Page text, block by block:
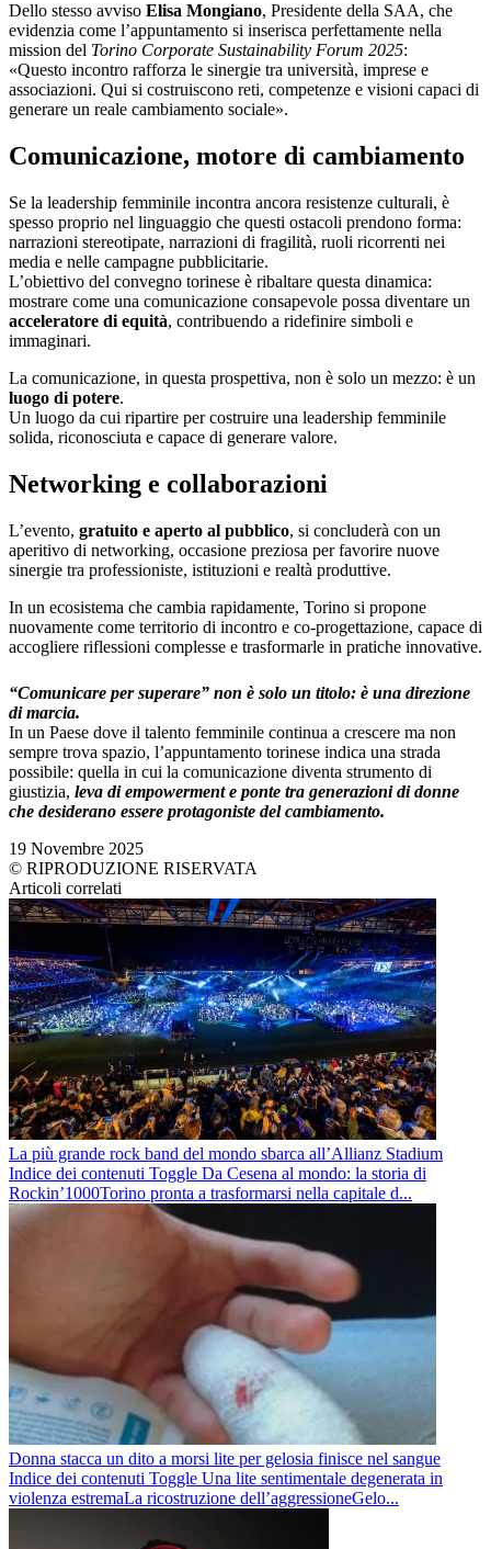
Dello stesso avviso Elisa Mongiano, Presidente della SAA, che
evidenzia come l’appuntamento si inserisca perfettamente nella
mission del Torino Corporate Sustainability Forum 2025:
«Questo incontro rafforza le sinergie tra università, imprese e
associazioni. Qui si costruiscono reti, competenze e visioni capaci di
generare un reale cambiamento sociale».
Comunicazione, motore di cambiamento
Se la leadership femminile incontra ancora resistenze culturali, è
spesso proprio nel linguaggio che questi ostacoli prendono forma:
narrazioni stereotipate, narrazioni di fragilità, ruoli ricorrenti nei
media e nelle campagne pubblicitarie.
L’obiettivo del convegno torinese è ribaltare questa dinamica:
mostrare come una comunicazione consapevole possa diventare un
acceleratore di equità, contribuendo a ridefinire simboli e
immaginari.
La comunicazione, in questa prospettiva, non è solo un mezzo: è un
luogo di potere.
Un luogo da cui ripartire per costruire una leadership femminile
solida, riconosciuta e capace di generare valore.
Networking e collaborazioni
L’evento, gratuito e aperto al pubblico, si concluderà con un
aperitivo di networking, occasione preziosa per favorire nuove
sinergie tra professioniste, istituzioni e realtà produttive.
In un ecosistema che cambia rapidamente, Torino si propone
nuovamente come territorio di incontro e co-progettazione, capace di
accogliere riflessioni complesse e trasformarle in pratiche innovative.
“Comunicare per superare” non è solo un titolo: è una direzione
di marcia.
In un Paese dove il talento femminile continua a crescere ma non
sempre trova spazio, l’appuntamento torinese indica una strada
possibile: quella in cui la comunicazione diventa strumento di
giustizia, leva di empowerment e ponte tra generazioni di donne
che desiderano essere protagoniste del cambiamento.
19 Novembre 2025
© RIPRODUZIONE RISERVATA
Articoli correlati
La più grande rock band del mondo sbarca all’Allianz Stadium
Indice dei contenuti Toggle Da Cesena al mondo: la storia di
Rockin’1000Torino pronta a trasformarsi nella capitale d...
Donna stacca un dito a morsi lite per gelosia finisce nel sangue
Indice dei contenuti Toggle Una lite sentimentale degenerata in
violenza estremaLa ricostruzione dell’aggressioneGelo...